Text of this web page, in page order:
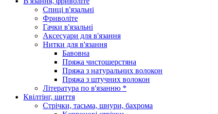
Спиці в'язальні
Фриволіте
Гачки в'язальні
Аксесуари для в'язання
Нитки для в'язання
Бавовна
Пряжа чистошерстяна
Пряжа з натуральних волокон
Пряжа з штучних волокон
Література по в'язанню *
Квілтінг, шиття
Стрічки, тасьма, шнури, бахрома